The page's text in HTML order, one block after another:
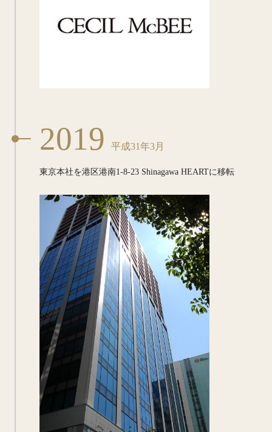
2019 平成31年3月
東京本社を港区港南1-8-23 Shinagawa HEARTに移転